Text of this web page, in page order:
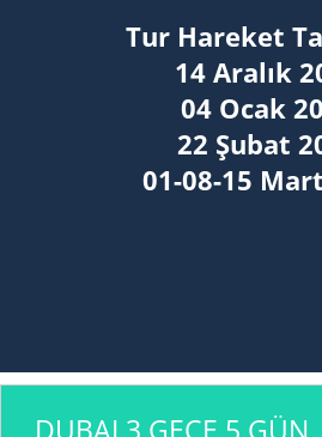
Tur Hareket
14 Aralık
04 Ocak
22 Şubat
01-08-15
DUBAI 3 GECE 5 GÜN